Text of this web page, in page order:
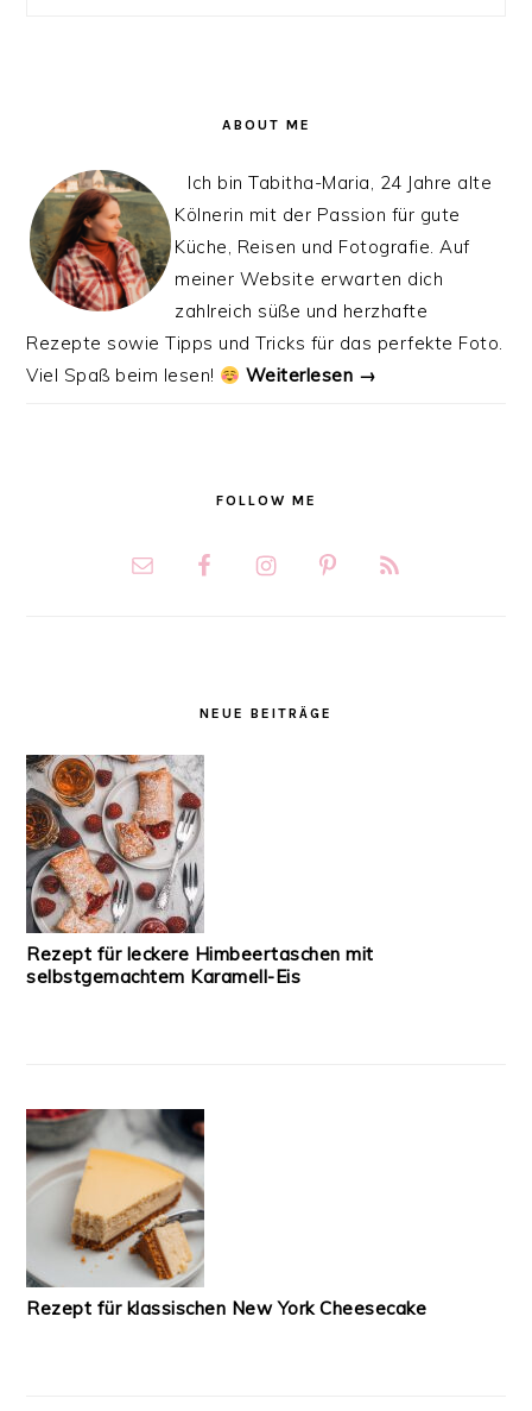
ABOUT ME
Ich bin Tabitha-Maria, 24 Jahre alte
Kölnerin mit der Passion für gute
Küche, Reisen und Fotografie. Auf
meiner Website erwarten dich
zahlreich süße und herzhafte
Rezepte sowie Tipps und Tricks für das perfekte Foto.
Viel Spaß beim lesen!
Weiterlesen →
FOLLOW ME
NEUE BEITRÄGE
Rezept für leckere Himbeertaschen mit
selbstgemachtem Karamell-Eis
Rezept für klassischen New York Cheesecake